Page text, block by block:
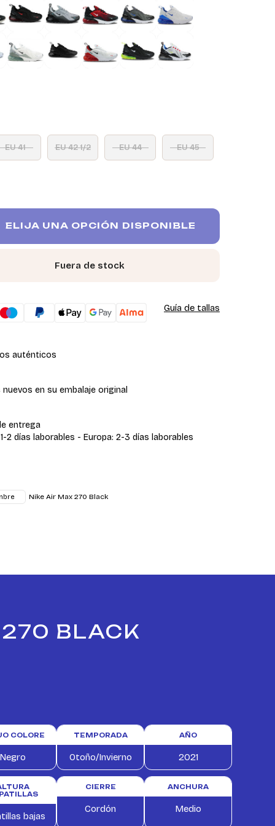
EU 41 EU 42 1/2 EU 44 EU 45
ELIJA UNA OPCIÓN DISPONIBLE
Fuera de stock
Guía de tallas
auténticos
en su embalaje original
entrega
2 días laborables - Europa: 2-3 días laborables
Nike Air Max 270 Black
270 BLACK
COLORE
Negro
TEMPORADA
Otoño/Invierno
AÑO
2021
bajas
CIERRE
Cordón
ANCHURA
Medio